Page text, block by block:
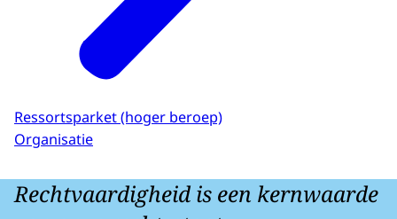
Ressortsparket (hoger beroep)
Organisatie
Rechtvaardigheid is een kernwaarde